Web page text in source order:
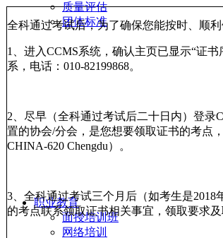
质量评估
团体标准
职业教育
面授培训班
网络培训
全科通过考试后，为了确保您能按时、顺
1、进入CCMS系统，确认主页已显示“证
系，电话：010-82199868。
2、尽早（全科通过考试后二十日内）登录
置的协会/分会，是您想要领取证书的考点
CHINA-620 Chengdu）。
3、全科通过考试三个月后（如考生是
的考点联系领取证书相关事宜，领取要求